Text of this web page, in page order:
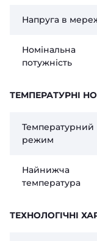
Напруга в
Номінальна
потужність
ТЕМПЕРАТУРНІ
Температурний
режим
Найнижча
температура
ТЕХНОЛОГІЧНІ